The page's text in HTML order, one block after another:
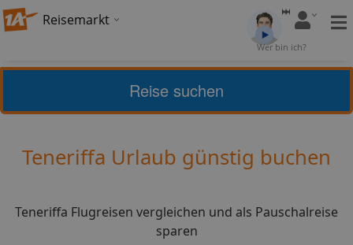
Reisemarkt
Wer bin ich?
Spanien Teneriffa
4,29 (7) Bewerten
Teneriffa Urlaub günstig buchen
Teneriffa Flugreisen vergleichen und als Pauschalreise
sparen
Reise suchen